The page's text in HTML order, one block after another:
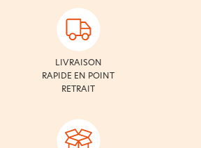
LIVRAISON
RAPIDE EN POINT
RETRAIT